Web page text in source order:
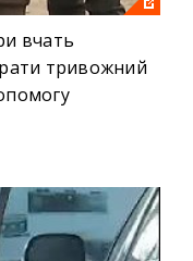
вчать
тривожний